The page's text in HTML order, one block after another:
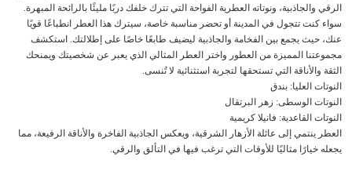
الرقي والجاذبية، ونوتاته العطرية الفواحة التي تترك خلفك دربًا مليئًا بالرائحة المبهرة.
سواء كنت تتجول في المدينة أو تحضر مناسبة خاصة، سيترك هذا العطر انطباعًا قويًا
عنك، حيث يجمع بين الفخامة والجاذبية ليضيف طابعًا خاصًا على إطلالتك. استكشف
مجموعتنا المميزة من العطور واختر العطر المثالي الذي يعبر عن شخصيتك ويمنحك
الثقة والأناقة التي تستحقها لتجربة استثنائية لا تُنسى.
النوتات العليا: بندق
النوتات الوسطى: زهر البرتقال
النوتات القاعدية: فانيلا كريمية
العطر ينتمي إلى عائلة الأزهار الشرقية، ويعكس الجاذبية الفاخرة والأناقة الرفيعة، مما
يجعله خيارًا مثاليًا للأوقات التي ترغب فيها في التألق والرقي.